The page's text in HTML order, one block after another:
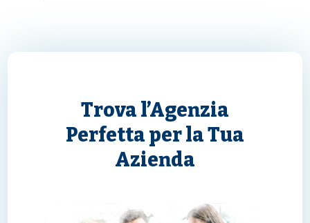
Trova l’Agenzia
Perfetta per la Tua
Azienda